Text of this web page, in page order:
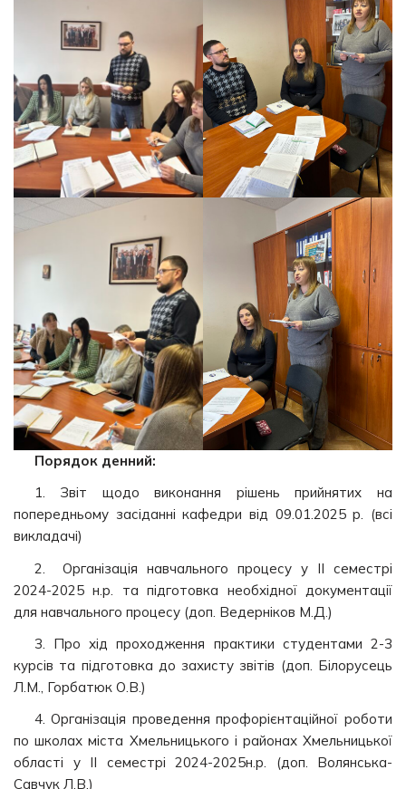
Порядок денний:
1. Звіт щодо виконання рішень прийнятих на
попередньому засіданні кафедри від 09.01.2025 р. (всі
викладачі)
2. Організація навчального процесу у ІІ семестрі
2024-2025 н.р. та підготовка необхідної документації
для навчального процесу (доп. Ведерніков М.Д.)
3. Про хід проходження практики студентами 2-3
курсів та підготовка до захисту звітів (доп. Білорусець
Л.М., Горбатюк О.В.)
4. Організація проведення профорієнтаційної роботи
по школах міста Хмельницького і районах Хмельницької
області у ІІ семестрі 2024-2025н.р. (доп. Волянська-
Савчук Л.В.)